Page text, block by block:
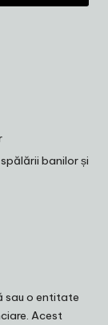
banilor și
sau o entitate
Acest